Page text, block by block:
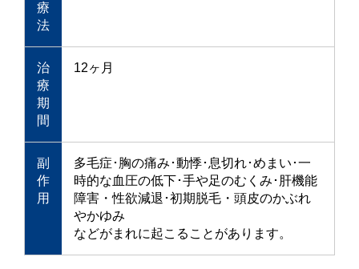
療
法
治
療
期
間
12ヶ月
副
作
用
多毛症･胸の痛み･動悸･息切れ･めまい･一
時的な血圧の低下･手や足のむくみ･肝機能
障害・性欲減退･初期脱毛・頭皮のかぶれ
やかゆみ
などがまれに起こることがあります。